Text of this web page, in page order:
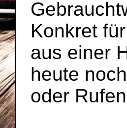
Konkret
aus einer
heute
oder